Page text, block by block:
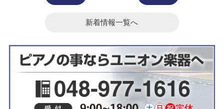
新着情報一覧へ